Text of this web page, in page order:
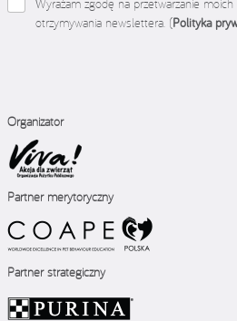
Wyrażam zgodę na przetwarzanie
otrzymywania newslettera. (Polityka
Organizator
Partner merytoryczny
Partner strategiczny